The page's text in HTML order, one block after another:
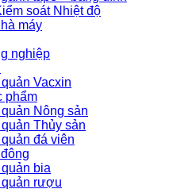
soát Nhiệt độ
máy
nghiệp
Vacxin
phẩm
Nông sản
Thủy sản
đá viên
bia
quản rượu